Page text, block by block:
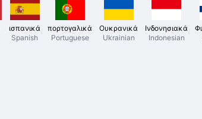
ισπανικά
Spanish
πορτογαλικά
Portuguese
Ουκρανικά
Ukrainian
Ινδονησιακά
Indonesian